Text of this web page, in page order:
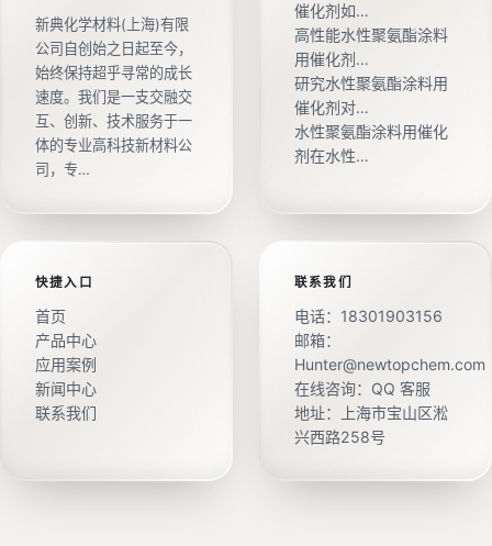
新典化学材料(上海)有限
公司自创始之日起至今，
始终保持超乎寻常的成长
速度。我们是一支交融交
互、创新、技术服务于一
体的专业高科技新材料公
司，专…
催化剂如…
高性能水性聚氨酯涂料
用催化剂…
研究水性聚氨酯涂料用
催化剂对…
水性聚氨酯涂料用催化
剂在水性…
快捷入口
首页
产品中心
应用案例
新闻中心
联系我们
联系我们
电话： 18301903156
邮箱：
Hunter@newtopchem.com
在线咨询： QQ 客服
地址：上海市宝山区淞
兴西路258号